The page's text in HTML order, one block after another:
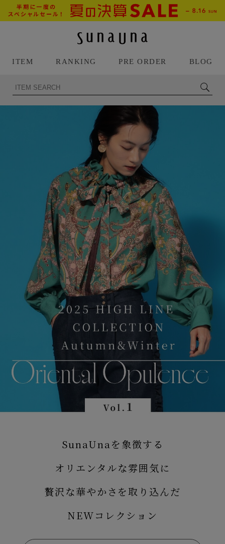
ITEM RANKING PRE ORDER BLOG
SunaUnaを象徴する
オリエンタルな雰囲気に
贅沢な華やかさを取り込んだ
NEWコレクション